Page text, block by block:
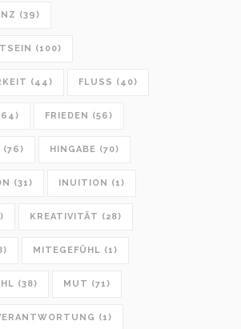
(39)
(100)
(44) FLUSS (40)
FRIEDEN (56)
(76) HINGABE (70)
(31) INUITION (1)
KREATIVITÄT (28)
MITEGEFÜHL (1)
(38) MUT (71)
(1)